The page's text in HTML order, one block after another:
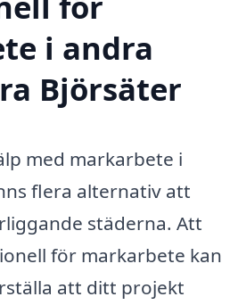
i andra
Björsäter
med markarbete i
flera alternativ att
städerna. Att
för markarbete kan
att ditt projekt